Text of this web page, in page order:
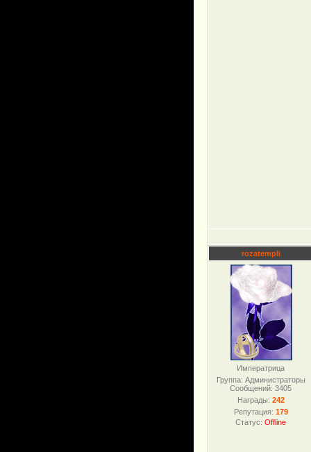
rozatempli
Императрица
Группа: Администраторы
Сообщений:3405
Награды: 242
Репутация: 179
Статус:Offline